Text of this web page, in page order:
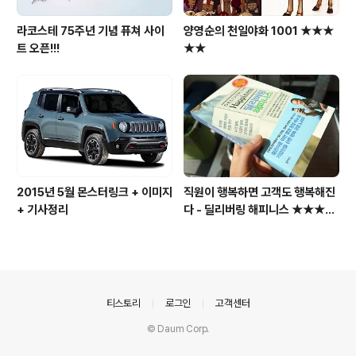
라코스테 75주년 기념 퓨쳐 사이
트 오픈!!!
양영순의 천일야화 1001 ★★★
★★
2015년 5월 몬스터링크 + 이미지
+ 기사정리
직원이 행복하면 고객도 행복해진
다 - 딜리버링 해피니스 ★★★★
티스토리 로그인 고객센터
© Daum Corp.